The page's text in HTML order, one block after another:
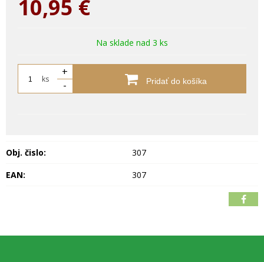
10,95 €
Na sklade nad 3 ks
ks
+
-
Pridať do košíka
Obj. čislo:
307
EAN:
307